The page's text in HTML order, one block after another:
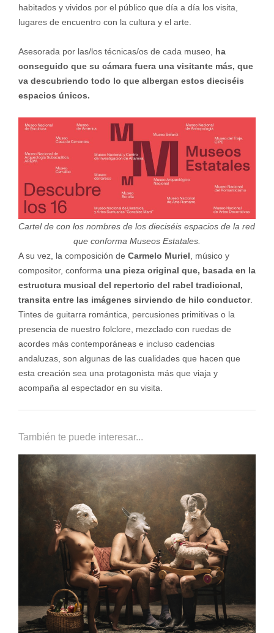
habitados y vividos por el público que día a día los visita,
lugares de encuentro con la cultura y el arte.
Asesorada por las/los técnicas/os de cada museo, ha
conseguido que su cámara fuera una visitante más, que
va descubriendo todo lo que albergan estos dieciséis
espacios únicos.
Cartel de con los nombres de los dieciséis espacios de la red
que conforma Museos Estatales.
A su vez, la composición de Carmelo Muriel , músico y
compositor, conforma una pieza original que, basada en la
estructura musical del repertorio del rabel tradicional,
transita entre las imágenes sirviendo de hilo conductor.
Tintes de guitarra romántica, percusiones primitivas o la
presencia de nuestro folclore, mezclado con ruedas de
acordes más contemporáneas e incluso cadencias
andaluzas, son algunas de las cualidades que hacen que
esta creación sea una protagonista más que viaja y
acompaña al espectador en su visita.
También te puede interesar...